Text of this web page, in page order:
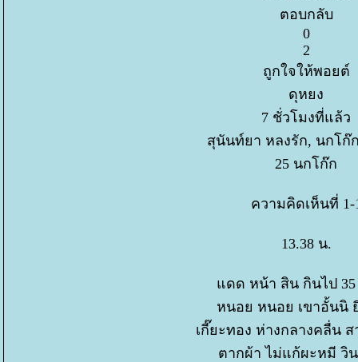
ตอบกลับ
0
2
ถูกใจให้พอยต์
ดุหยง
7 ชั่วโมงที่แล้ว
สุนันท์ยา หลงรัก, นกโก๊
25 นกโก๊ก
ความคิดเห็นที่ 1-
13.38 น.
ดด หน้า สิน กินไป
หนอย หนอย เขาอั้นนิ
เกี๊ยะทอง ห่างกลางคลื่น
ตากผ้า ไม่แก้ผะหมี วิ